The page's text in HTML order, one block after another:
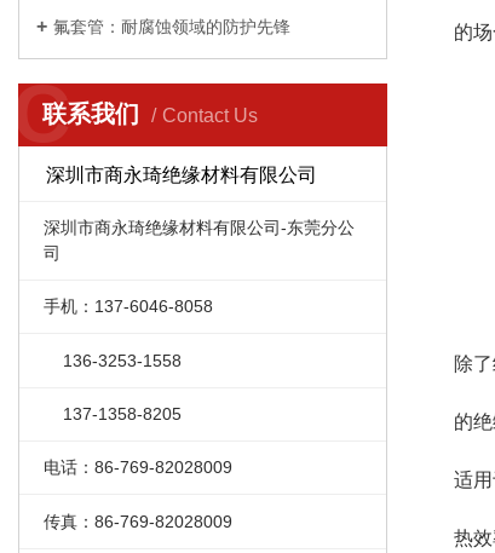
氟套管：耐腐蚀领域的防护先锋
联系我们 Contact Us
C
深圳市商永琦绝缘材料有限公司
深圳市商永琦绝缘材料有限公司-东莞分公
司
手机：137-6046-8058
136-3253-1558
137-1358-8205
电话：86-769-82028009
传真：86-769-82028009
的场
除
的
适
热